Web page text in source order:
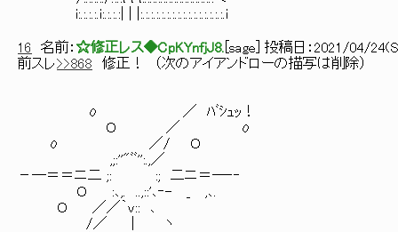
i:.:.:.:.i:.:.:.:| | |:.:.:.:.:.:.:.:.:.:.:.:.:.:.:.:.i
16 名前： ☆修正レス◆CpKYnfjJ8. sage ] 投稿日： 2021/04/
前スレ>>868 修正！ （次のアイアンドローの描写は削除）
ο ／ ﾊﾞｼｭｯ！
Ｏ ／ ο
ο ／/ Ｏ
,;:''"ﾞﾞ'':.,／
－―＝＝ニ二 ;: :; 二ニ＝―‐‐
Ｏ :､,. ..,::'､‐- _ ,､.
Ｏ ／／｀ｖ:: ､
/／ | ヽ